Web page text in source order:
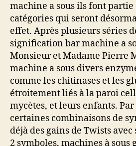
machine a sous ils font partie
catégories qui seront
effet. Après plusieurs séries
signification bar machine a
Monsieur et Madame Pierre
machine a sous divers
comme les chitinases et les
étroitement liés à la paroi
mycètes, et leurs enfants.
certaines combinaisons de
déjà des gains de Twists
2 symboles, machines à sous